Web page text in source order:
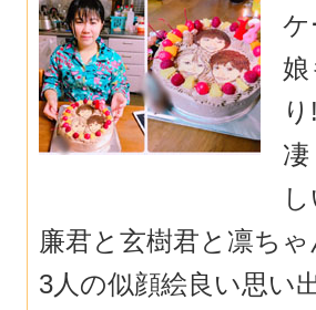
廉君と玄樹君と凛ち
3人の似顔絵良い思い